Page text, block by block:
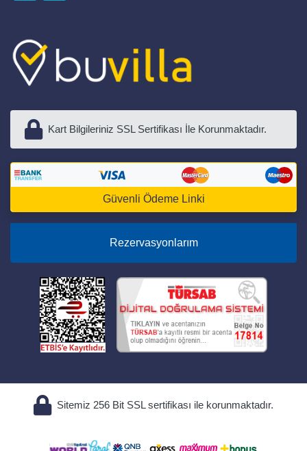
Kart Bilgileriniz SSL Sertifikası İle Korunmaktadır.
Güvenli Ödeme Linki
Rezervasyonlarım
Sitemiz 256 Bit SSL sertifikası ile korunmaktadır.